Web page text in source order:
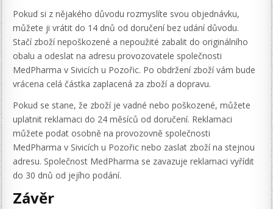
Pokud si z nějakého důvodu rozmyslíte svou objednávku,
můžete ji vrátit do 14 dnů od doručení bez udání důvodu.
Stačí zboží nepoškozené a nepoužité zabalit do originálního
obalu a odeslat na adresu provozovatele společnosti
MedPharma v Sivicích u Pozořic. Po obdržení zboží vám bude
vrácena celá částka zaplacená za zboží a dopravu.
Pokud se stane, že zboží je vadné nebo poškozené, můžete
uplatnit reklamaci do 24 měsíců od doručení. Reklamaci
můžete podat osobně na provozovně společnosti
MedPharma v Sivicích u Pozořic nebo zaslat zboží na stejnou
adresu. Společnost MedPharma se zavazuje reklamaci vyřídit
do 30 dnů od jejího podání.
Závěr